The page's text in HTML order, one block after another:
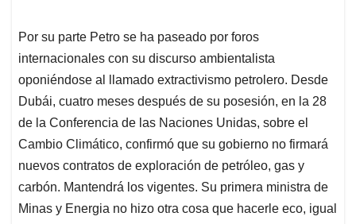
Por su parte Petro se ha paseado por foros
internacionales con su discurso ambientalista
oponiéndose al llamado extractivismo petrolero. Desde
Dubái, cuatro meses después de su posesión, en la 28
de la Conferencia de las Naciones Unidas, sobre el
Cambio Climático, confirmó que su gobierno no firmará
nuevos contratos de exploración de petróleo, gas y
carbón. Mantendrá los vigentes. Su primera ministra de
Minas y Energia no hizo otra cosa que hacerle eco, igual